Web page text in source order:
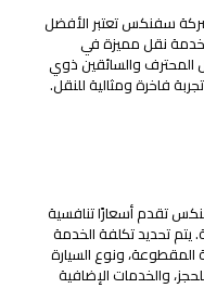
سفنكس تعتبر الأفضل
خدمة نقل مميزة في
المحترف والسائقين ذوي
فاخرة ومثالية للنقل.
تقدم أسعارًا تنافسية
يتم تحديد تكلفة الخدمة
ونوع السيارة
والخدمات الإضافية